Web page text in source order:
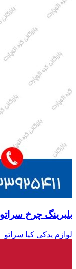
بلبرینگ چرخ سراتو
لوازم یدکی کیا سراتو